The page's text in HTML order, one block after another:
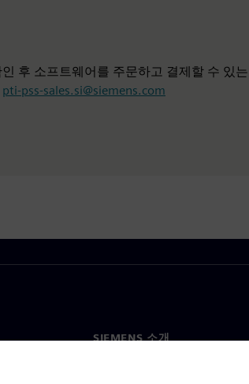
후 소프트웨어를 주문하고 결제할 수 있
pti-pss-sales.si@siemens.com
SIEMENS 소개